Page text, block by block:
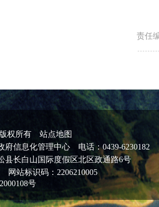
责任
权所有 站点地图
府信息化管理中心 电话：0439-6230182
县长白山国际度假区北区政通路6号
网站标识码：2206210005
号